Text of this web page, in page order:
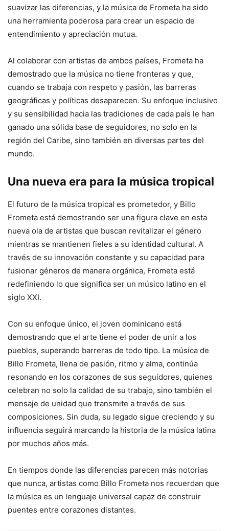
suavizar las diferencias, y la música de Frometa ha sido
una herramienta poderosa para crear un espacio de
entendimiento y apreciación mutua.
Al colaborar con artistas de ambos países, Frometa ha
demostrado que la música no tiene fronteras y que,
cuando se trabaja con respeto y pasión, las barreras
geográficas y políticas desaparecen. Su enfoque inclusivo
y su sensibilidad hacia las tradiciones de cada país le han
ganado una sólida base de seguidores, no solo en la
región del Caribe, sino también en diversas partes del
mundo.
Una nueva era para la música tropical
El futuro de la música tropical es prometedor, y Billo
Frometa está demostrando ser una figura clave en esta
nueva ola de artistas que buscan revitalizar el género
mientras se mantienen fieles a su identidad cultural. A
través de su innovación constante y su capacidad para
fusionar géneros de manera orgánica, Frometa está
redefiniendo lo que significa ser un músico latino en el
siglo XXI.
Con su enfoque único, el joven dominicano está
demostrando que el arte tiene el poder de unir a los
pueblos, superando barreras de todo tipo. La música de
Billo Frometa, llena de pasión, ritmo y alma, continúa
resonando en los corazones de sus seguidores, quienes
celebran no solo la calidad de su trabajo, sino también el
mensaje de unidad que transmite a través de sus
composiciones. Sin duda, su legado sigue creciendo y su
influencia seguirá marcando la historia de la música latina
por muchos años más.
En tiempos donde las diferencias parecen más notorias
que nunca, artistas como Billo Frometa nos recuerdan que
la música es un lenguaje universal capaz de construir
puentes entre corazones distantes.